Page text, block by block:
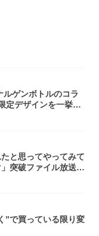
ルゲンボトルのコラ
定デザインを一挙紹
と思ってやってみて
」突破ファイル放送で
”で買っている限り変